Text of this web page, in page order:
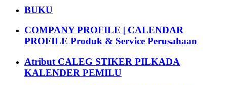
BUKU
COMPANY PROFILE | CALENDAR
PROFILE Produk & Service Perusahaan
Atribut CALEG STIKER PILKADA
KALENDER PEMILU